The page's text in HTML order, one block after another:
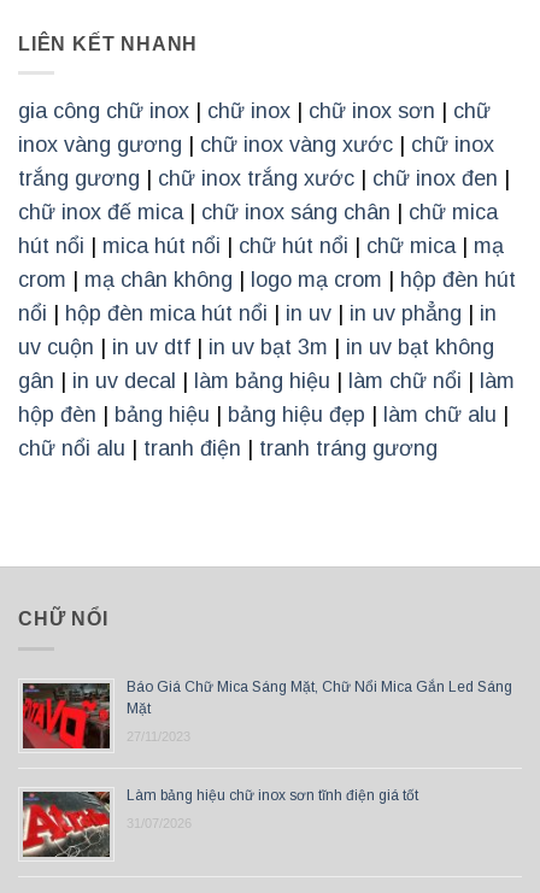
LIÊN KẾT NHANH
gia công chữ inox chữ inox chữ inox sơn
chữ
inox vàng gương
chữ inox vàng xước
chữ inox
trắng gương
chữ inox trắng xước chữ inox đen
chữ inox đế mica| chữ inox sáng chân
chữ mica
hút nổi
mica hút nổi chữ hút nổi chữ mica| mạ
crom
mạ chân không logo mạ crom
hộp đèn hút
nổi
hộp đèn mica hút nổi in uv in uv phẳng
in
uv cuộn
in uv dtf in uv bạt 3m
in uv bạt không
gân
in uv decal làm bảng hiệu làm chữ nổi
làm
hộp đèn
bảng hiệu bảng hiệu đẹp làm chữ alu
chữ nổi alu
tranh điện tranh tráng gương
CHỮ NỔI
Báo Giá Chữ Mica Sáng Mặt, Chữ Nổi Mica Gắn Led Sáng
Mặt
27/11/2023
Làm bảng hiệu chữ inox sơn tĩnh điện giá tốt
31/07/2026